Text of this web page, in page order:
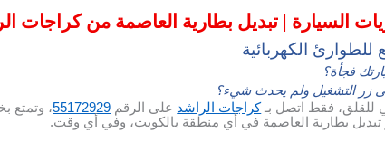
السيارة | تبديل بطارية العاصمة من كراجات
للطوارئ الكهربائية
فجأة؟
التشغيل ولم يحدث شيء؟
للقلق، فقط اتصل بـكراجات الراشد على الرقم 55172929، وتمتع
تبديل بطارية العاصمة في أي منطقة بالكويت، وفي أي وقت.